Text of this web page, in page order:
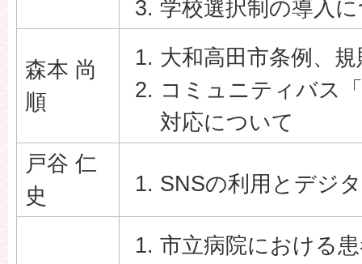
学校選択制の導入
森本 尚
順
大和高田市条例、
コミュニティバス
対応について
戸谷 仁
史
SNSの利用とデジ
市立病院における